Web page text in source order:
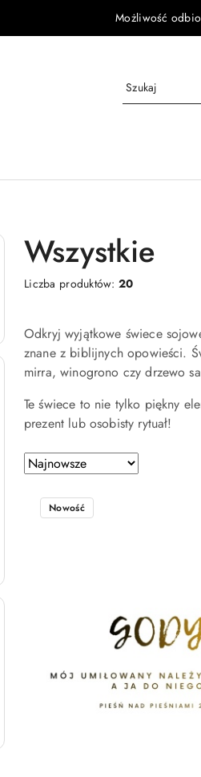
Możliwość
Wszystkie
Liczba produktów:20
Odkryj wyjątkowe świece
znane z biblijnych opowieści.
mirra, winogrono czy drzewo
Te świece to nie tylko piękny
prezent lub osobisty rytuał!
Zastosowano
sortowanie:
Najnowsze.
Sortuj
według
Nowość